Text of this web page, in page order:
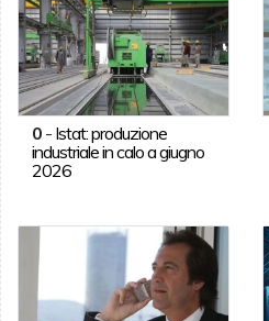
0- Istat: produzione
industriale in calo a giugno
2026